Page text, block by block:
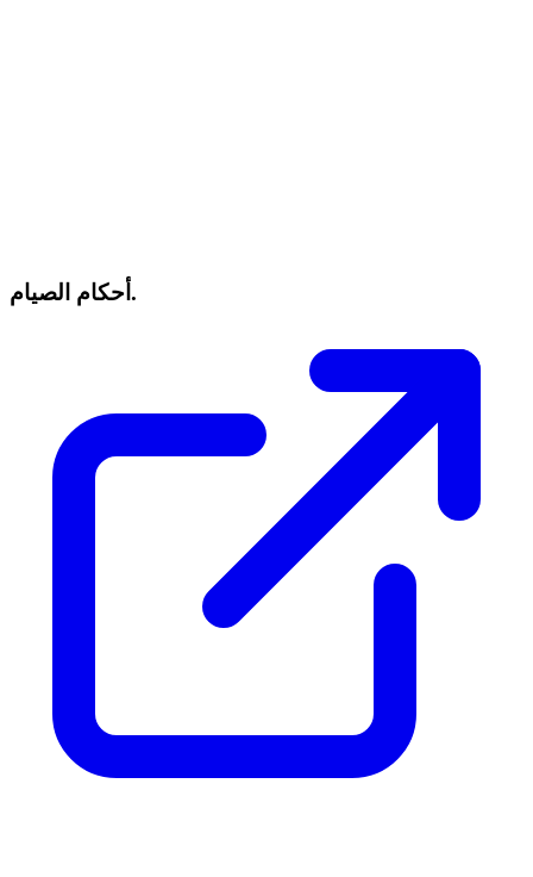
أحكام الصيام.